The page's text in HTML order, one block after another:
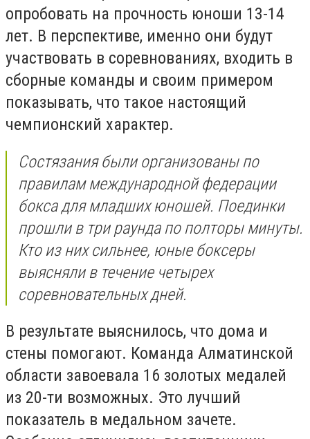
опробовать на прочность юноши 13-14
лет. В перспективе, именно они будут
участвовать в соревнованиях, входить в
сборные команды и своим примером
показывать, что такое настоящий
чемпионский характер.
Состязания были организованы по
правилам международной федерации
бокса для младших юношей. Поединки
прошли в три раунда по полторы минуты.
Кто из них сильнее, юные боксеры
выясняли в течение четырех
соревновательных дней.
В результате выяснилось, что дома и
стены помогают. Команда Алматинской
области завоевала 16 золотых медалей
из 20-ти возможных. Это лучший
показатель в медальном зачете.